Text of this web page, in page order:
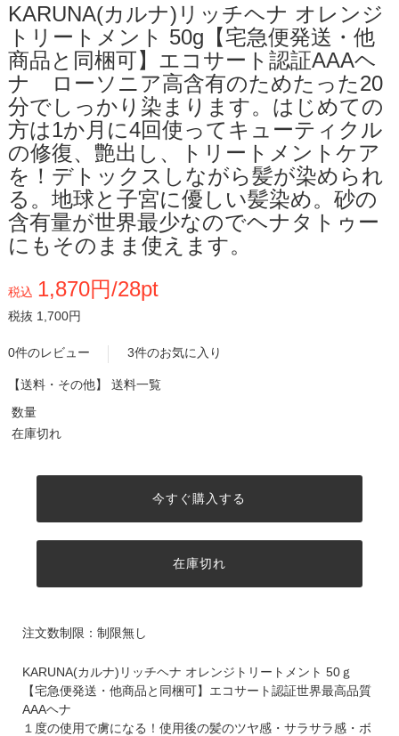
KARUNA(カルナ)リッチヘナ オレンジ
トリートメント 50g【宅急便発送・他
商品と同梱可】エコサート認証AAAヘ
ナ ローソニア高含有のためたった20
分でしっかり染まります。はじめての
方は1か月に4回使ってキューティクル
の修復、艶出し、トリートメントケア
を！デトックスしながら髪が染められ
る。地球と子宮に優しい髪染め。砂の
含有量が世界最少なのでヘナタトゥー
にもそのまま使えます。
税込 1,870円/28pt
税抜 1,700円
0件のレビュー 3件のお気に入り
【送料・その他】 送料一覧
数量
在庫切れ
今すぐ購入する
在庫切れ
注文数制限：制限無し
KARUNA(カルナ)リッチヘナ オレンジトリートメント 50ｇ
【宅急便発送・他商品と同梱可】エコサート認証世界最高品質
AAAヘナ
１度の使用で虜になる！使用後の髪のツヤ感・サラサラ感・ボ